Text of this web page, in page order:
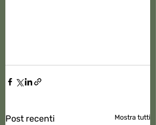
Post recenti Mostra tutti